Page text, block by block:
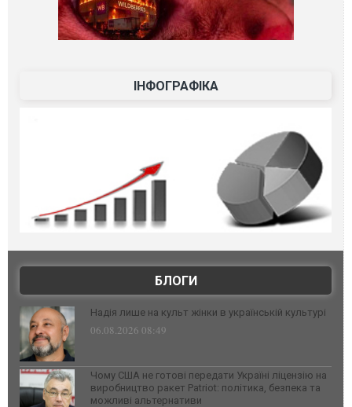
ІНФОГРАФІКА
БЛОГИ
Надія лише на культ жінки в українській культурі
06.08.2026 08:49
Чому США не готові передати Україні ліцензію на
виробництво ракет Patriot: політика, безпека та
можливі альтернативи